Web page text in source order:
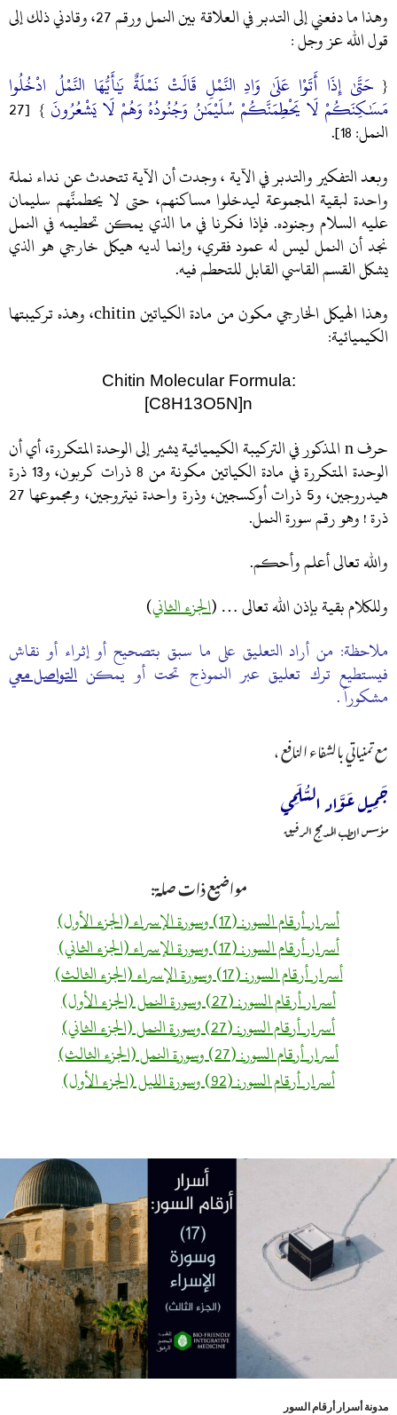
وهذا ما دفعني إلى التدبر في العلاقة بين النمل ورقم 27، وقادني ذلك إلى
قول الله عز وجل :
{ حَتَّىٰ إِذَا أَتَوْا عَلَىٰ وَادِ النَّمْلِ قَالَتْ نَمْلَةٌ يَٰأَيُّهَا النَّمْلُ ادْخُلُوا
مَسَٰكِنَكُمْ لَا يَحْطِمَنَّكُمْ سُلَيْمَٰنُ وَجُنُودُهُ وَهُمْ لَا يَشْعُرُونَ } [27
النمل: 18].
وبعد التفكير والتدبر في الآية ، وجدت أن الآية تتحدث عن نداء نملة
واحدة لبقية المجموعة ليدخلوا مساكنهم، حتى لا يحطمنَّهم سليمان
عليه السلام وجنوده. فإذا فكرنا في ما الذي يمكن تحطيمه في النمل
نجد أن النمل ليس له عمود فقري، وإنما لديه هيكل خارجي هو الذي
يشكل القسم القاسي القابل للتحطم فيه.
وهذا الهيكل الخارجي مكون من مادة الكياتين chitin، وهذه تركيبتها
الكيميائية:
Chitin Molecular Formula:
[C8H13O5N]n
حرف n المذكور في التركيبة الكيميائية يشير إلى الوحدة المتكررة، أي أن
الوحدة المتكررة في مادة الكياتين مكونة من 8 ذرات كربون، و13 ذرة
هيدروجين، و5 ذرات أوكسجين، وذرة واحدة نيتروجين، ومجموعها 27
ذرة ! وهو رقم سورة النمل.
والله تعالى أعلم وأحكم.
وللكلام بقية بإذن الله تعالى … (الجزء الثاني)
ملاحظة: من أراد التعليق على ما سبق بتصحيح أو إثراء أو نقاش
فيستطيع ترك تعليق عبر النموذج تحت أو يمكن التواصل معي
مشكوراً .
مع تمنياتي بالشفاء النافع ،
جَمِيل عَوَّاد السُّلَمِي
مؤسس الطب المدمج الرفيق
مواضيع ذات صلة:
أسرار أرقام السور: (17) وسورة الإسراء (الجزء الأول)
أسرار أرقام السور: (17) وسورة الإسراء (الجزء الثاني)
أسرار أرقام السور: (17) وسورة الإسراء (الجزء الثالث)
أسرار أرقام السور: (27) وسورة النمل (الجزء الأول)
أسرار أرقام السور: (27) وسورة النمل (الجزء الثاني)
أسرار أرقام السور: (27) وسورة النمل (الجزء الثالث)
أسرار أرقام السور: (92) وسورة الليل (الجزء الأول)
مدونة أسرار أرقام السور